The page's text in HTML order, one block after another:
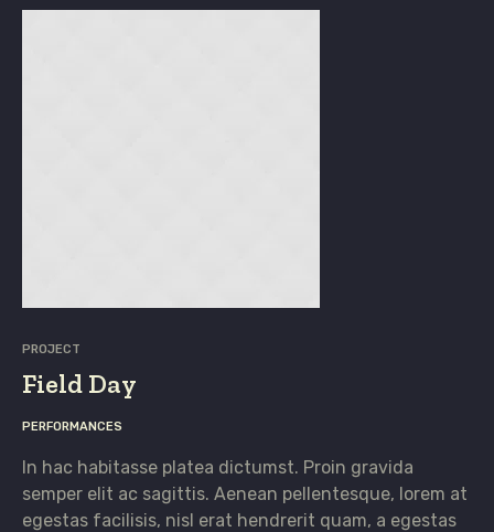
PROJECT
Field Day
PERFORMANCES
In hac habitasse platea dictumst. Proin gravida
semper elit ac sagittis. Aenean pellentesque, lorem at
egestas facilisis, nisl erat hendrerit quam, a egestas